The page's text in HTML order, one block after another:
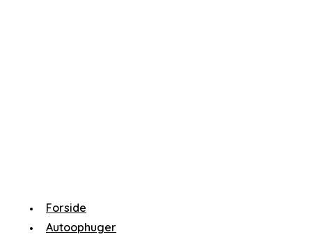
Forside
Autoophuger